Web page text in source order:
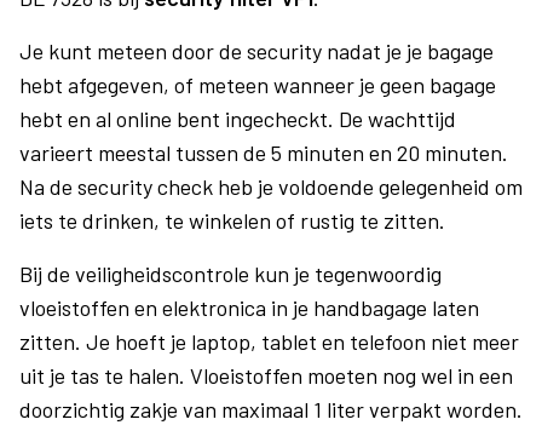
Je kunt meteen door de security nadat je je bagage
hebt afgegeven, of meteen wanneer je geen bagage
hebt en al online bent ingecheckt. De wachttijd
varieert meestal tussen de 5 minuten en 20 minuten.
Na de security check heb je voldoende gelegenheid om
iets te drinken, te winkelen of rustig te zitten.
Bij de veiligheidscontrole kun je tegenwoordig
vloeistoffen en elektronica in je handbagage laten
zitten. Je hoeft je laptop, tablet en telefoon niet meer
uit je tas te halen. Vloeistoffen moeten nog wel in een
doorzichtig zakje van maximaal 1 liter verpakt worden.